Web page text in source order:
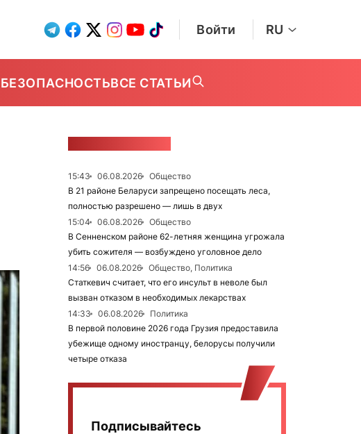
Войти RU
БЕЗОПАСНОСТЬВСЕ СТАТЬИ
15:43 06.08.2026
Общество
В 21 районе Беларуси запрещено посещать леса,
полностью разрешено — лишь в двух
15:04
06.08.2026
Общество
В Сенненском районе 62-летняя женщина угрожала
убить сожителя — возбуждено уголовное дело
14:56
06.08.2026
Общество, Политика
Статкевич считает, что его инсульт в неволе был
вызван отказом в необходимых лекарствах
14:33
06.08.2026
Политика
В первой половине 2026 года Грузия предоставила
убежище одному иностранцу, белорусы получили
четыре отказа
Подписывайтесь